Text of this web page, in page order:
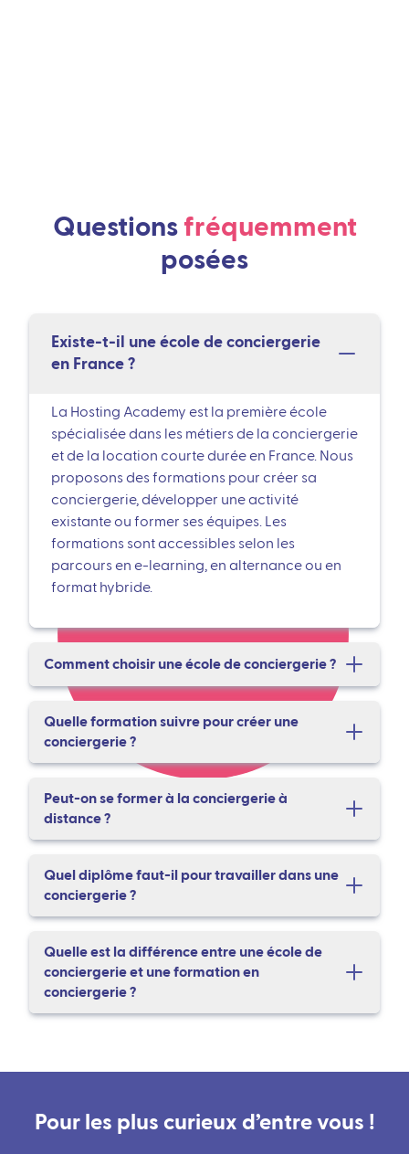
Questions fréquemment
posées
Existe-t-il une école de conciergerie
en France ?
La Hosting Academy est la première école
spécialisée dans les métiers de la conciergerie
et de la location courte durée en France. Nous
proposons des formations pour créer sa
conciergerie, développer une activité
existante ou former ses équipes. Les
formations sont accessibles selon les
parcours en e-learning, en alternance ou en
format hybride.
Comment choisir une école de conciergerie ?
Quelle formation suivre pour créer une
conciergerie ?
Peut-on se former à la conciergerie à
distance ?
Quel diplôme faut-il pour travailler dans une
conciergerie ?
Quelle est la différence entre une école de
conciergerie et une formation en
conciergerie ?
Pour les plus curieux d’entre vous !